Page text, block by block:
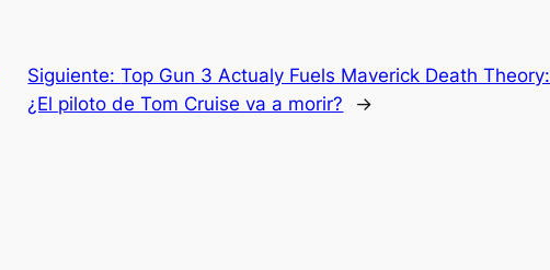
Siguiente:Top Gun 3 Actualy Fuels Maverick Death Theory:
¿El piloto de Tom Cruise va a morir?
→